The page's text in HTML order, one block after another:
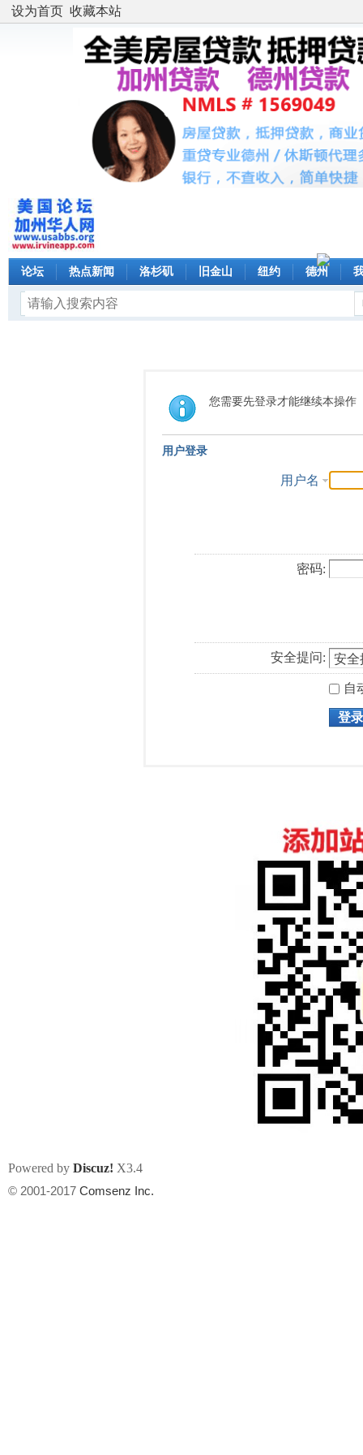
设为首页 收藏本站
论坛 热点新闻 洛杉矶 旧金山 纽约 德州
您需要先登录才能继续本操作
用户登录
用户名
密码:
安全提问:
自
登录
Powered by Discuz! X3.4
© 2001-2017 Comsenz Inc.